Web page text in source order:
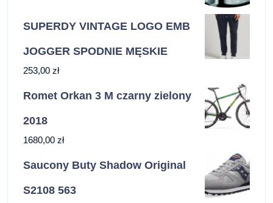
SUPERDY VINTAGE LOGO EMB
JOGGER SPODNIE MĘSKIE
253,00 zł
Romet Orkan 3 M czarny zielony
2018
1680,00 zł
Saucony Buty Shadow Original
S2108 563